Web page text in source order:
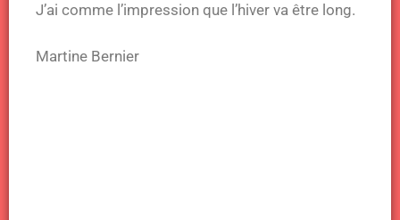
J’ai comme l’impression que l’hiver va être long.
Martine Bernier